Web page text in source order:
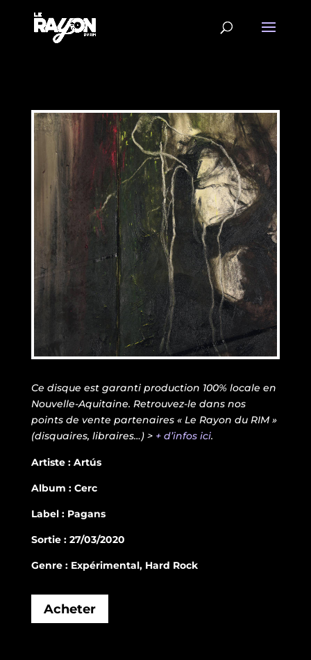
Ce disque est garanti production 100% locale en
Nouvelle-Aquitaine. Retrouvez-le dans nos
points de vente partenaires « Le Rayon du RIM »
(disquaires, libraires…) > + d’infos ici.
Artiste : Artús
Album : Cerc
Label : Pagans
Sortie : 27/03/2020
Genre : Expérimental, Hard Rock
Acheter